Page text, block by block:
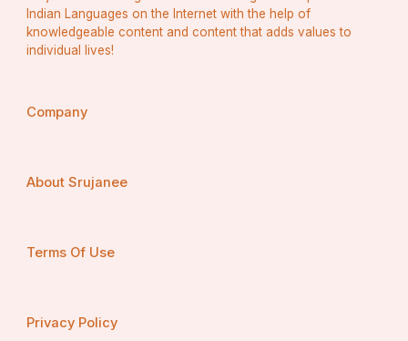
Indian Languages on the Internet with the help of
knowledgeable content and content that adds values to
individual lives!
Company
About Srujanee
Terms Of Use
Privacy Policy